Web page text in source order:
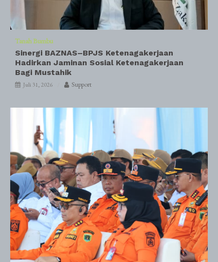
Tanah Bumbu
Sinergi BAZNAS–BPJS Ketenagakerjaan
Hadirkan Jaminan Sosial Ketenagakerjaan
Bagi Mustahik
Juli 31, 2026 Support